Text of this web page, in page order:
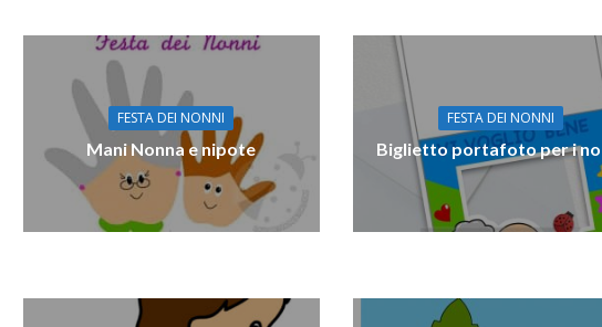
FESTA DEI NONNI
Mani Nonna e nipote
FESTA DEI NONNI
Biglietto portafoto per i